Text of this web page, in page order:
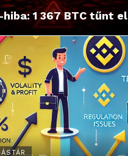
1 367 BTC tűnt el